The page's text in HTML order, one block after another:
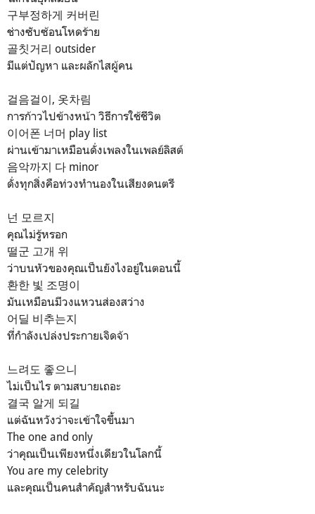
구부정하게 커버린
ช่างซับซ้อนโหดร้าย
골칫거리 outsider
มีแต่ปัญหา และผลักไสผู้คน
걸음걸이, 옷차림
การก้าวไปข้างหน้า วิธีการใช้ชีวิต
이어폰 너머 play list
ผ่านเข้ามาเหมือนดั่งเพลงในเพลย์ลิสต์
음악까지 다 minor
ดั่งทุกสิ่งคือท่วงทำนองในเสียงดนตรี
넌 모르지
คุณไม่รู้หรอก
떨군 고개 위
ว่าบนหัวของคุณเป็นยังไงอยู่ในตอนนี้
환한 빛 조명이
มันเหมือนมีวงแหวนส่องสว่าง
어딜 비추는지
ที่กำลังเปล่งประกายเจิดจ้า
느려도 좋으니
ไม่เป็นไร ตามสบายเถอะ
결국 알게 되길
แต่ฉันหวังว่าจะเข้าใจขึ้นมา
The one and only
ว่าคุณเป็นเพียงหนึ่งเดียวในโลกนี้
You are my celebrity
และคุณเป็นคนสำคัญสำหรับฉันนะ